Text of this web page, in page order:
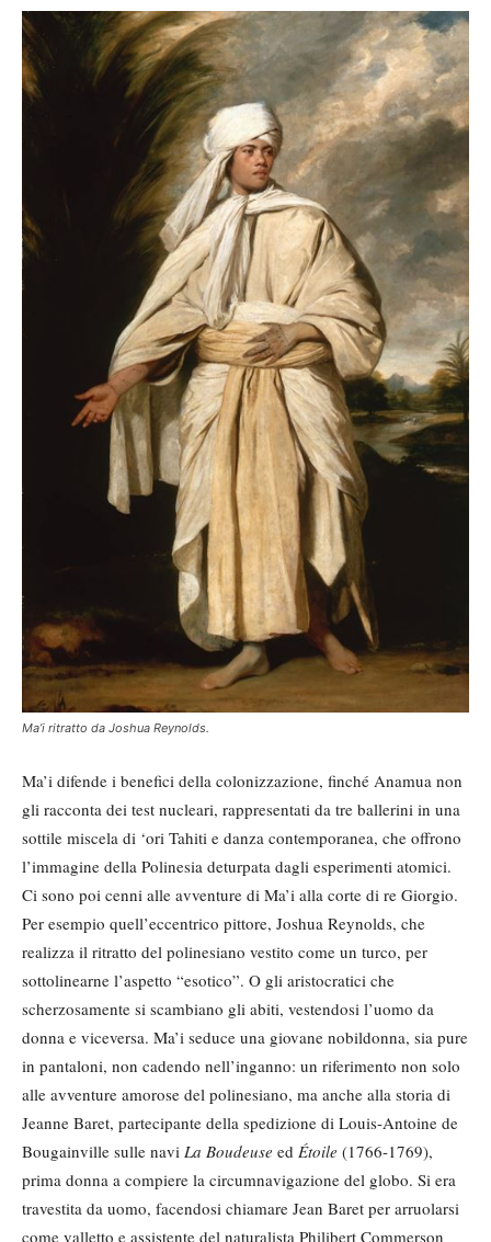
Ma’i ritratto da Joshua Reynolds.
Ma’i difende i benefici della colonizzazione, finché Anamua non
gli racconta dei test nucleari, rappresentati da tre ballerini in una
sottile miscela di ‘ori Tahiti e danza contemporanea, che offrono
l’immagine della Polinesia deturpata dagli esperimenti atomici.
Ci sono poi cenni alle avventure di Ma’i alla corte di re Giorgio.
Per esempio quell’eccentrico pittore, Joshua Reynolds, che
realizza il ritratto del polinesiano vestito come un turco, per
sottolinearne l’aspetto “esotico”. O gli aristocratici che
scherzosamente si scambiano gli abiti, vestendosi l’uomo da
donna e viceversa. Ma’i seduce una giovane nobildonna, sia pure
in pantaloni, non cadendo nell’inganno: un riferimento non solo
alle avventure amorose del polinesiano, ma anche alla storia di
Jeanne Baret, partecipante della spedizione di Louis-Antoine de
Bougainville sulle navi La Boudeuse ed Étoile (1766-1769),
prima donna a compiere la circumnavigazione del globo. Si era
travestita da uomo, facendosi chiamare Jean Baret per arruolarsi
come valletto e assistente del naturalista Philibert Commerson